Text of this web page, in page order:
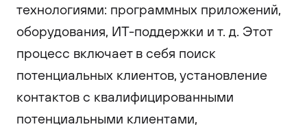
технологиями: программных приложений,
оборудования, ИТ-поддержки и т. д. Этот
процесс включает в себя поиск
потенциальных клиентов, установление
контактов с квалифицированными
потенциальными клиентами,